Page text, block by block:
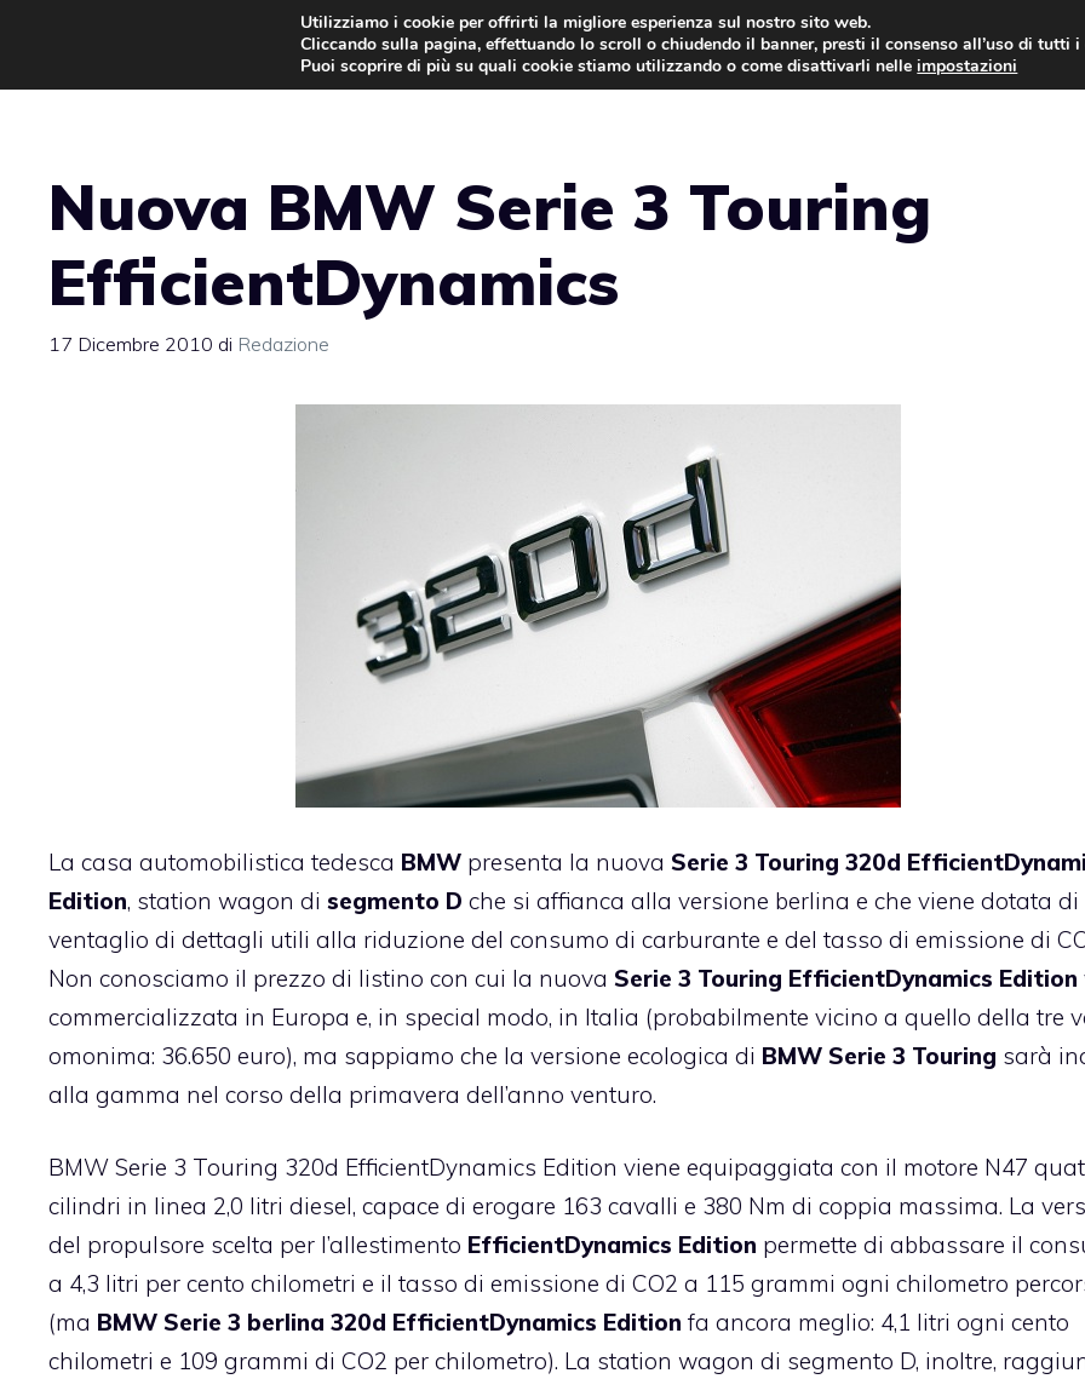
contenuto
AUTO NEWS
Nuova BMW Serie 3 Touring
EfficientDynamics
17 Dicembre 2010 di Redazione
La casa automobilistica tedesca BMW presenta la nuova Serie 3 Touring 320d
Edition, station wagon di segmento D che si affianca alla versione berlina e che viene dotata di
ventaglio di dettagli utili alla riduzione del consumo di carburante e del tasso di emissione di
Non conosciamo il prezzo di listino con cui la nuova Serie 3 Touring EfficientDynamics Edition
commercializzata in Europa e, in special modo, in Italia (probabilmente vicino a quello della tre
omonima: 36.650 euro), ma sappiamo che la versione ecologica di BMW Serie 3 Touring sarà
alla gamma nel corso della primavera dell’anno venturo.
BMW Serie 3 Touring 320d EfficientDynamics Edition viene equipaggiata con il motore N47
cilindri in linea 2,0 litri diesel, capace di erogare 163 cavalli e 380 Nm di coppia massima. La
del propulsore scelta per l’allestimento EfficientDynamics Edition permette di abbassare il
a 4,3 litri per cento chilometri e il tasso di emissione di CO2 a 115 grammi ogni chilometro
(ma BMW Serie 3 berlina 320d EfficientDynamics Edition fa ancora meglio: 4,1 litri ogni cento
chilometri e 109 grammi di CO2 per chilometro). La station wagon di segmento D, inoltre,
Utilizziamo i cookie per offrirti la migliore esperienza sul nostro sito web.
Cliccando sulla pagina, effettuando lo scroll o chiudendo il banner, presti il consenso all’uso di tutti i
Puoi scoprire di più su quali cookie stiamo utilizzando o come disattivarli nelleimpostazioni